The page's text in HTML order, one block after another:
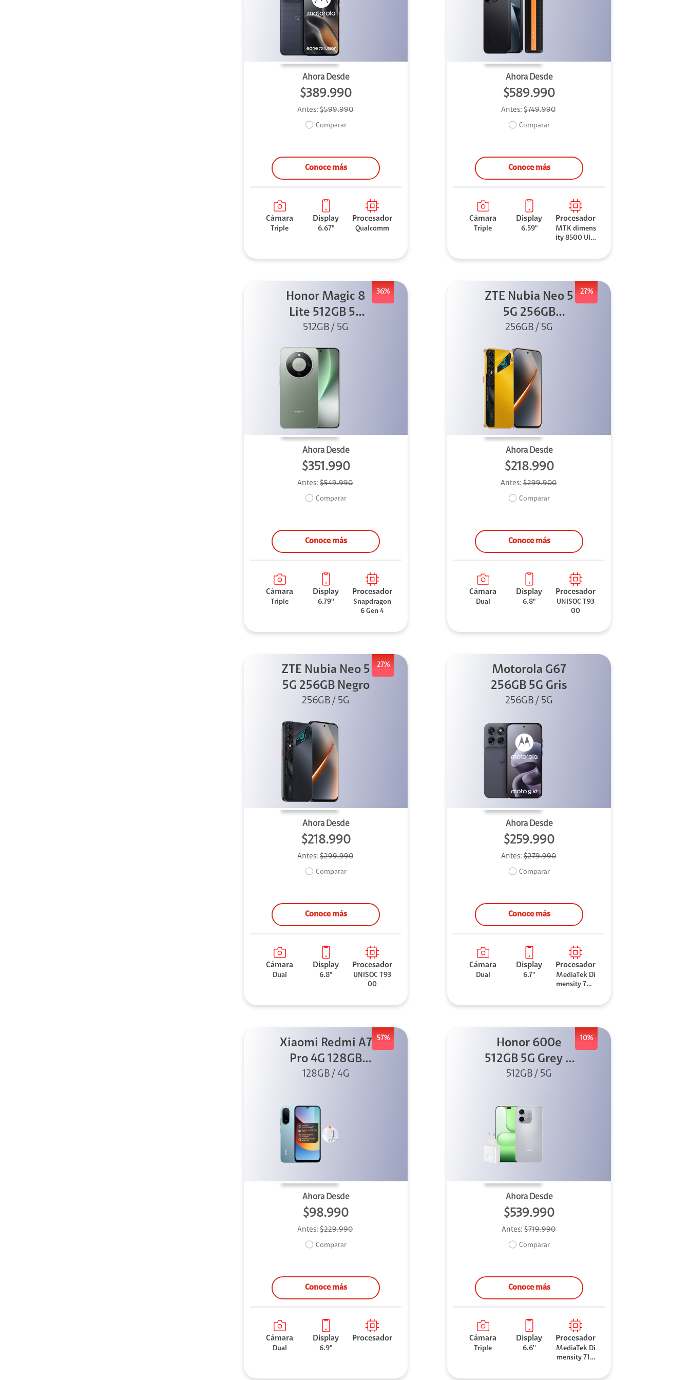
Ahora Desde
$389.990
Antes: $599.990
Comparar
Conoce más
Cámara
Triple
Display
6.67"
Procesador
Qualcomm
Ahora Desde
$589.990
Antes:$749.990
Comparar
Conoce más
Cámara
Triple
Display
6.59"
Procesador
MTK dimens
ity 8500 Ultr
36%
Honor Magic 8
Lite 512GB 5G
Verde
512GB / 5G
Ahora Desde
$351.990
Antes:$549.990
Comparar
Conoce más
Cámara
Triple
Display
6.79''
Procesador
Snapdragon
6 Gen 4
27%
ZTE Nubia Neo 5
5G 256GB
Dorado
256GB / 5G
Ahora Desde
$218.990
Antes: $299.900
Comparar
Conoce más
Cámara
Dual
Display
6.8"
Procesador
UNISOC T93
00
27%
ZTE Nubia Neo 5
5G 256GB Negro
256GB / 5G
Ahora Desde
$218.990
Antes: $299.990
Comparar
Conoce más
Cámara
Dual
Display
6.8"
Procesador
UNISOC T93
00
Motorola G67
256GB 5G Gris
256GB / 5G
Ahora Desde
$259.990
Antes: $279.990
Comparar
Conoce más
Cámara
Dual
Display
6.7"
Procesador
MediaTek Di
mensity 706
57%
Xiaomi Redmi A7
Pro 4G 128GB
Azul + Cargador
128GB / 4G
Ahora Desde
$98.990
Antes:$229.990
Comparar
Conoce más
Cámara
Dual
Display
6.9"
Procesador
10%
Honor 600e
512GB 5G Grey +
45W
512GB / 5G
Ahora Desde
$539.990
Antes: $719.990
Comparar
Conoce más
Cámara
Triple
Display
6.6''
Procesador
MediaTek Di
mensity 710